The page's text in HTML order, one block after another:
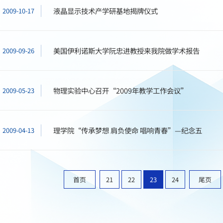
2009-10-17 液晶显示技术产学研基地揭牌仪式
2009-09-26 美国伊利诺斯大学阮忠进教授来我院做学术报告
2009-05-23 物理实验中心召开“2009年教学工作会议”
2009-04-13 理学院“传承梦想 肩负使命 唱响青春”—纪念五
首页 21 22 23 24 尾页